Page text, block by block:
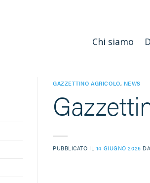
Chi siamo
GAZZETTINO AGRICOLO, NEWS
PUBBLICATO IL 14 GIUGNO 2025 DA